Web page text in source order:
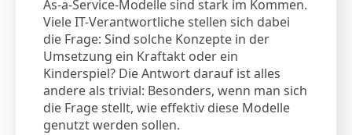
As-a-Service-Modelle sind stark im Kommen.
Viele IT-Verantwortliche stellen sich dabei
die Frage: Sind solche Konzepte in der
Umsetzung ein Kraftakt oder ein
Kinderspiel? Die Antwort darauf ist alles
andere als trivial: Besonders, wenn man sich
die Frage stellt, wie effektiv diese Modelle
genutzt werden sollen.